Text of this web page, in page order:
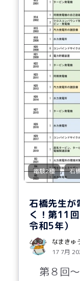
電験2種 , 石
石橋先生が
く！第11
令和5年）
なまきゅ
17 7月
第８ 回